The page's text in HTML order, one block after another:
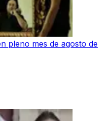
pleno mes de agosto de